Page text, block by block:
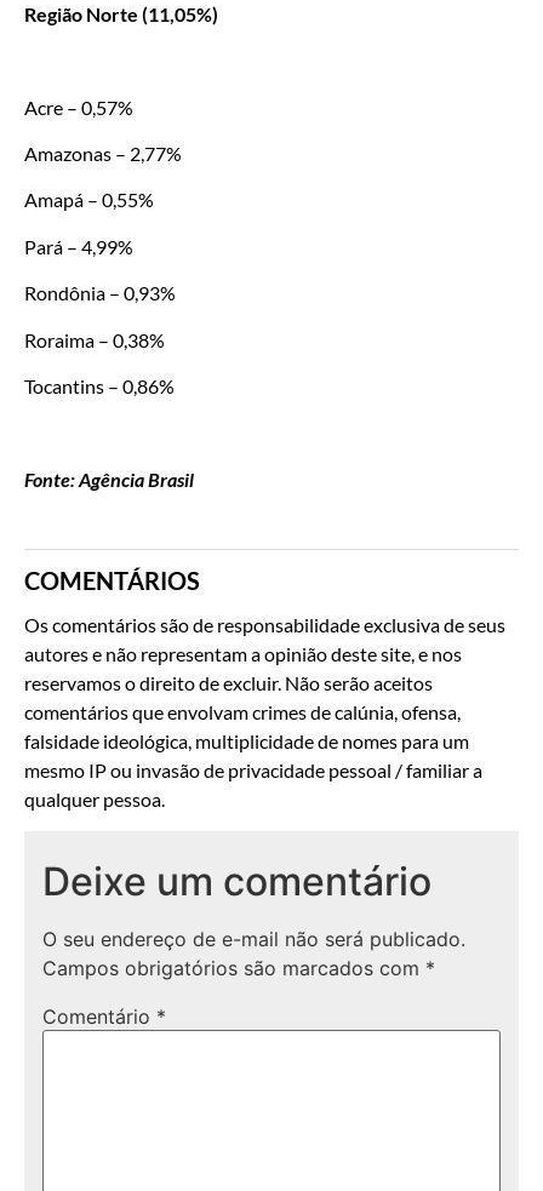
Região Norte (11,05%)
Acre – 0,57%
Amazonas – 2,77%
Amapá – 0,55%
Pará – 4,99%
Rondônia – 0,93%
Roraima – 0,38%
Tocantins – 0,86%
Fonte: Agência Brasil
COMENTÁRIOS
Os comentários são de responsabilidade exclusiva de seus
autores e não representam a opinião deste site, e nos
reservamos o direito de excluir. Não serão aceitos
comentários que envolvam crimes de calúnia, ofensa,
falsidade ideológica, multiplicidade de nomes para um
mesmo IP ou invasão de privacidade pessoal / familiar a
qualquer pessoa.
Deixe um comentário
O seu endereço de e-mail não será publicado.
Campos obrigatórios são marcados com *
Comentário *